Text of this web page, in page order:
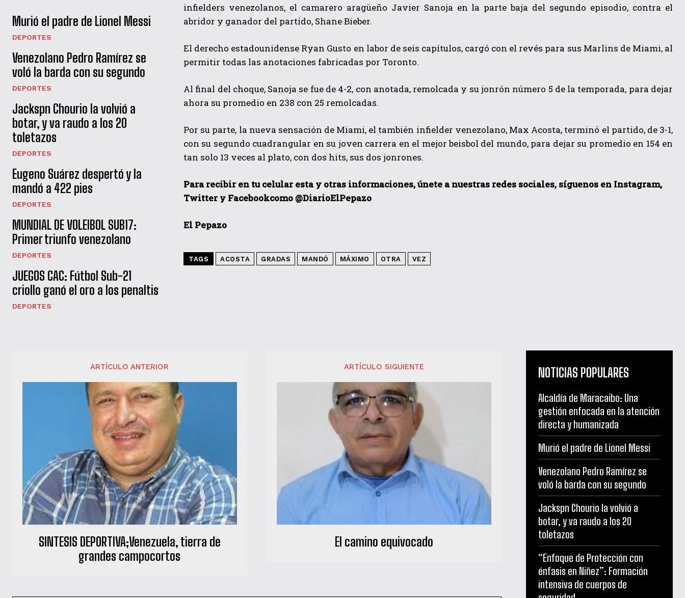
QUIERO SUSCRIBIRME
He leído y acepto las Política de privacidad
Murió el padre de Lionel Messi
DEPORTES
Venezolano Pedro Ramírez se
voló la barda con su segundo
DEPORTES
Jackspn Chourio la volvió a
botar, y va raudo a los 20
toletazos
DEPORTES
Eugeno Suárez despertó y la
mandó a 422 pies
DEPORTES
MUNDIAL DE VOLEIBOL SUB17:
Primer triunfo venezolano
DEPORTES
JUEGOS CAC: Fútbol Sub-21
criollo ganó el oro a los penaltis
DEPORTES
infielders venezolanos, el camarero aragüeño Javier Sanoja en la parte baja del segundo episodio, contra el
abridor y ganador del partido, Shane Bieber.
El derecho estadounidense Ryan Gusto en labor de seis capítulos, cargó con el revés para sus Marlins de Miami, al
permitir todas las anotaciones fabricadas por Toronto.
Al final del choque, Sanoja se fue de 4-2, con anotada, remolcada y su jonrón número 5 de la temporada, para dejar
ahora su promedio en 238 con 25 remolcadas.
Por su parte, la nueva sensación de Miami, el también infielder venezolano, Max Acosta, terminó el partido, de 3-1,
con su segundo cuadrangular en su joven carrera en el mejor beisbol del mundo, para dejar su promedio en 154 en
tan solo 13 veces al plato, con dos hits, sus dos jonrones.
Para recibir en tu celular esta y otras informaciones, únete a nuestras redes sociales, síguenos en Instagram,
Twitter y Facebookcomo @DiarioElPepazo
El Pepazo
TAGS ACOSTA GRADAS MANDÓ MÁXIMO OTRA VEZ
ARTÍCULO ANTERIOR
SINTESIS DEPORTIVA;Venezuela, tierra de
grandes campocortos
ARTÍCULO SIGUIENTE
El camino equivocado
NOTICIAS POPULARES
Alcaldía de Maracaibo: Una
gestión enfocada en la atención
directa y humanizada
Murió el padre de Lionel Messi
Venezolano Pedro Ramírez se
voló la barda con su segundo
Jackspn Chourio la volvió a
botar, y va raudo a los 20
toletazos
“Enfoque de Protección con
énfasis en Niñez”: Formación
intensiva de cuerpos de